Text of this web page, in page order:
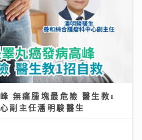
無痛腫塊最危險 醫生教1
副主任潘明駿醫生